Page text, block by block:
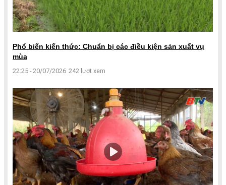
Phổ biến kiến thức: Chuẩn bị các điều kiện sản xuất vụ
mùa
22:25 - 20/07/2026 242 lượt xem